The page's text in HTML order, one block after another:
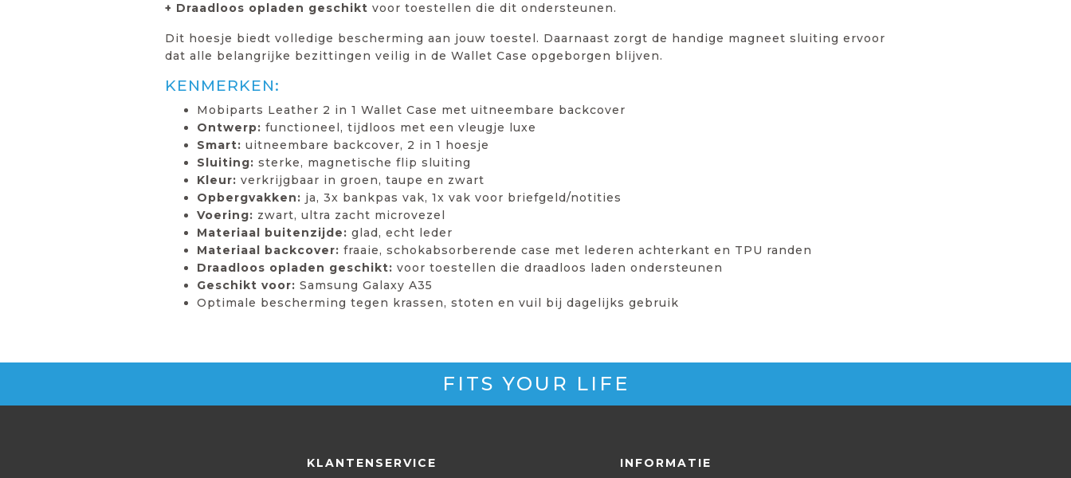
+ Draadloos opladen geschikt voor toestellen die dit ondersteunen.
Dit hoesje biedt volledige bescherming aan jouw toestel. Daarnaast zorgt de handige magneet sluiting ervoor
dat alle belangrijke bezittingen veilig in de Wallet Case opgeborgen blijven.
KENMERKEN:
Mobiparts Leather 2 in 1 Wallet Case met uitneembare backcover
Ontwerp: functioneel, tijdloos met een vleugje luxe
Smart: uitneembare backcover, 2 in 1 hoesje
Sluiting: sterke, magnetische flip sluiting
Kleur: verkrijgbaar in groen, taupe en zwart
Opbergvakken: ja, 3x bankpas vak, 1x vak voor briefgeld/notities
Voering: zwart, ultra zacht microvezel
Materiaal buitenzijde: glad, echt leder
Materiaal backcover: fraaie, schokabsorberende case met lederen achterkant en TPU randen
Draadloos opladen geschikt: voor toestellen die draadloos laden ondersteunen
Geschikt voor: Samsung Galaxy A35
Optimale bescherming tegen krassen, stoten en vuil bij dagelijks gebruik
FITS YOUR LIFE
KLANTENSERVICE INFORMATIE